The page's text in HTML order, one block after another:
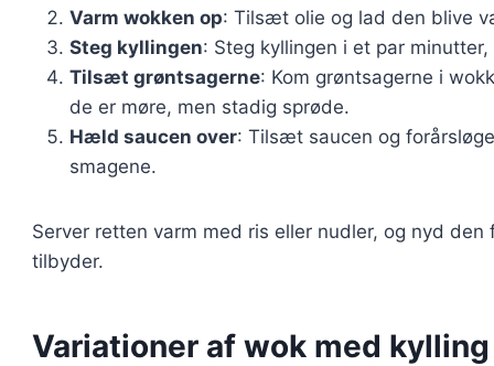
Varm wokken op: Tilsæt olie og lad den blive
Steg kyllingen: Steg kyllingen i et par
Tilsæt grøntsagerne: Kom grøntsagerne i
de er møre, men stadig sprøde.
Hæld saucen over: Tilsæt saucen og
smagene.
Server retten varm med ris eller nudler, og nyd
tilbyder.
Variationer af wok med